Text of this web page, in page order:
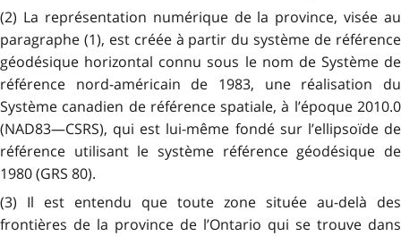
(2) La représentation numérique de la province, visée au
paragraphe (1), est créée à partir du système de référence
géodésique horizontal connu sous le nom de Système de
référence nord-américain de 1983, une réalisation du
Système canadien de référence spatiale, à l’époque 2010.0
(NAD83—CSRS), qui est lui-même fondé sur l’ellipsoïde de
référence utilisant le système référence géodésique de
1980 (GRS 80).
(3) Il est entendu que toute zone située au-delà des
frontières de la province de l’Ontario qui se trouve dans